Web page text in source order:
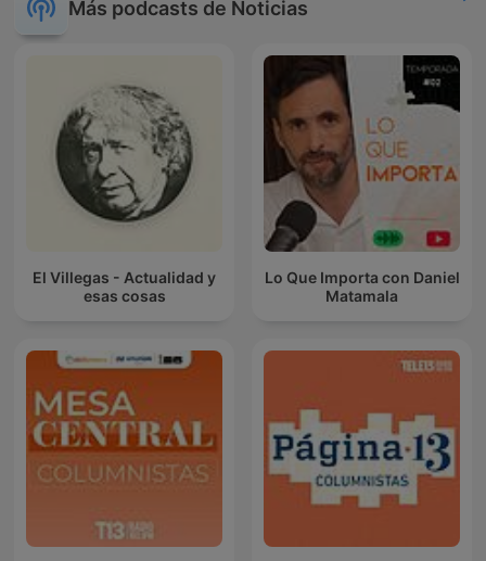
Más podcasts de Noticias
El Villegas - Actualidad y
esas cosas
Lo Que Importa con Daniel
Matamala